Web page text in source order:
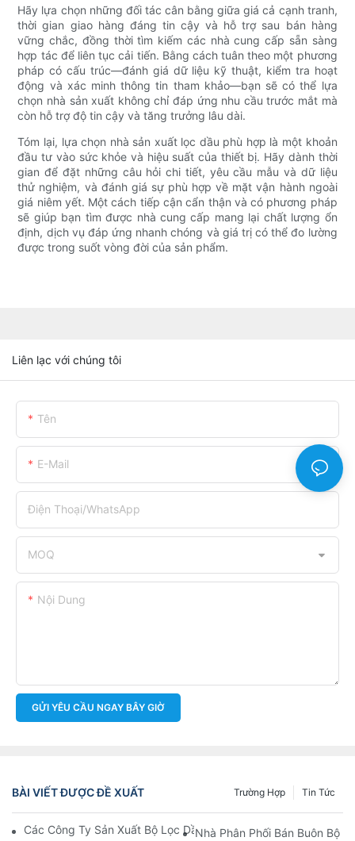
Hãy lựa chọn những đối tác cân bằng giữa giá cả cạnh tranh,
thời gian giao hàng đáng tin cậy và hỗ trợ sau bán hàng
vững chắc, đồng thời tìm kiếm các nhà cung cấp sẵn sàng
hợp tác để liên tục cải tiến. Bằng cách tuân theo một phương
pháp có cấu trúc—đánh giá dữ liệu kỹ thuật, kiểm tra hoạt
động và xác minh thông tin tham khảo—bạn sẽ có thể lựa
chọn nhà sản xuất không chỉ đáp ứng nhu cầu trước mắt mà
còn hỗ trợ độ tin cậy và tăng trưởng lâu dài.
Tóm lại, lựa chọn nhà sản xuất lọc dầu phù hợp là một khoản
đầu tư vào sức khỏe và hiệu suất của thiết bị. Hãy dành thời
gian để đặt những câu hỏi chi tiết, yêu cầu mẫu và dữ liệu
thử nghiệm, và đánh giá sự phù hợp về mặt vận hành ngoài
giá niêm yết. Một cách tiếp cận cẩn thận và có phương pháp
sẽ giúp bạn tìm được nhà cung cấp mang lại chất lượng ổn
định, dịch vụ đáp ứng nhanh chóng và giá trị có thể đo lường
được trong suốt vòng đời của sản phẩm.
Liên lạc với chúng tôi
Tên
E-Mail
Điện Thoại/WhatsApp
MOQ
Nội Dung
GỬI YÊU CẦU NGAY BÂY GIỜ
BÀI VIẾT ĐƯỢC ĐỀ XUẤT Tin Tức
Trường Hợp
Các Công Ty Sản Xuất Bộ Lọc Dầu Hàng Đầu: Tổng Quan Toàn
Nhà Phân Phối Bán Buôn Bộ